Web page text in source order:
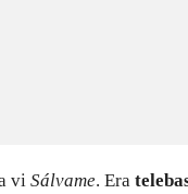
vi Sálvame. Era